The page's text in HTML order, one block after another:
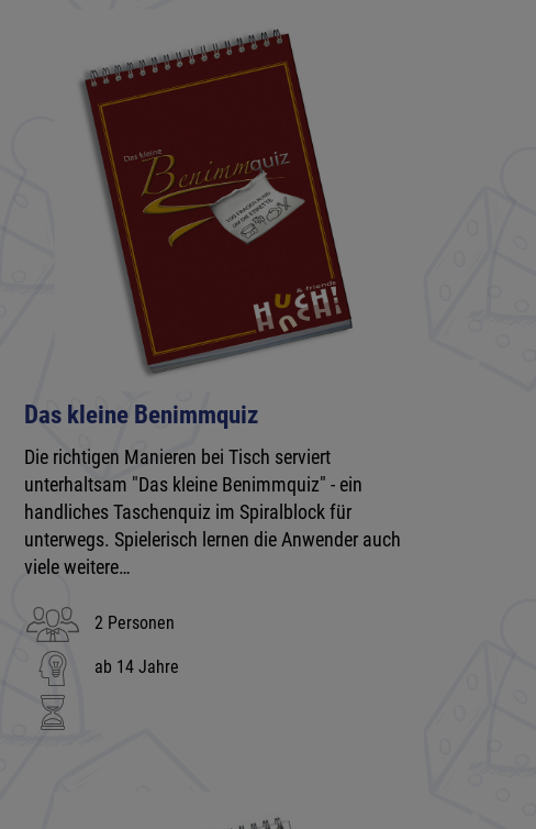
Das kleine Benimmquiz
Die richtigen Manieren bei Tisch serviert
unterhaltsam "Das kleine Benimmquiz" - ein
handliches Taschenquiz im Spiralblock für
unterwegs. Spielerisch lernen die Anwender auch
viele weitere…
2 Personen
ab 14 Jahre